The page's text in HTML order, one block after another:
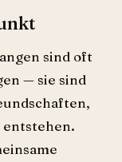
sind oft
— sie sind
entstehen.